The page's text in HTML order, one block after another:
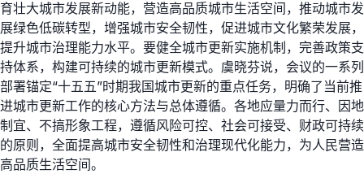
育壮大城市发展新动能，营造高品质城市生活空间，推动城市发
展绿色低碳转型，增强城市安全韧性，促进城市文化繁荣发展，
提升城市治理能力水平。要健全城市更新实施机制，完善政策支
持体系，构建可持续的城市更新模式。虞晓芬说，会议的一系列
部署锚定“十五五”时期我国城市更新的重点任务，明确了当前推
进城市更新工作的核心方法与总体遵循。各地应量力而行、因地
制宜、不搞形象工程，遵循风险可控、社会可接受、财政可持续
的原则，全面提高城市安全韧性和治理现代化能力，为人民营造
高品质生活空间。